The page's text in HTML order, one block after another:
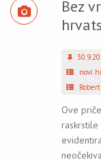
Bez
novi
Ove